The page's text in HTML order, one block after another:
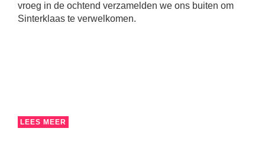
vroeg in de ochtend verzamelden we ons buiten om
Sinterklaas te verwelkomen.
LEES MEER